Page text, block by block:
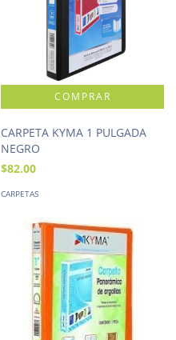
CARPETA KYMA 1 PULGADA
NEGRO
$82.00
CARPETAS